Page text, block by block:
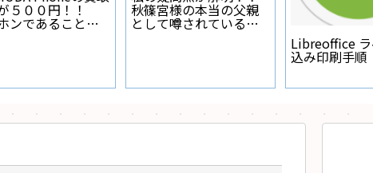
５００円！！
ンであることが
秋篠宮様の本当の父親
として噂されている人
Libreoffice ラ
込み印刷手順